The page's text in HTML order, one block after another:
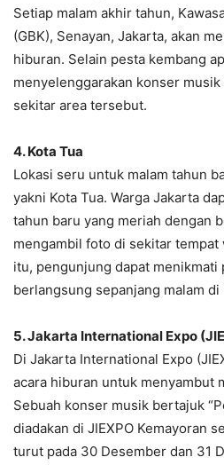
Setiap malam akhir tahun,
(GBK), Senayan, Jakarta, akan
hiburan. Selain pesta kembang
menyelenggarakan konser
sekitar area tersebut.
4. Kota Tua
Lokasi seru untuk malam tahun
yakni Kota Tua. Warga Jakarta
tahun baru yang meriah dengan
mengambil foto di sekitar
itu, pengunjung dapat menikmati
berlangsung sepanjang malam di
5. Jakarta International Expo
Di Jakarta International Expo
acara hiburan untuk menyambut
Sebuah konser musik bertajuk
diadakan di JIEXPO Kemayoran
turut pada 30 Desember dan 31